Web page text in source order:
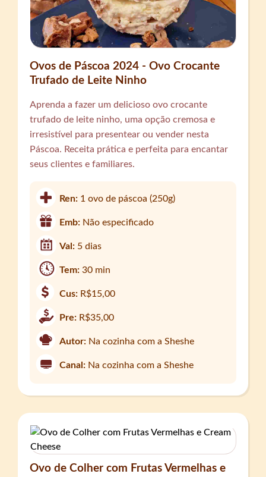
Ovos de Páscoa 2024 - Ovo Crocante
Trufado de Leite Ninho
Aprenda a fazer um delicioso ovo crocante
trufado de leite ninho, uma opção cremosa e
irresistível para presentear ou vender nesta
Páscoa. Receita prática e perfeita para encantar
seus clientes e familiares.
Ren: 1 ovo de páscoa (250g)
Emb: Não especificado
Val: 5 dias
Tem:30 min
Cus: R$15,00
Pre: R$35,00
Autor: Na cozinha com a Sheshe
Canal: Na cozinha com a Sheshe
Ovo de Colher com Frutas Vermelhas e